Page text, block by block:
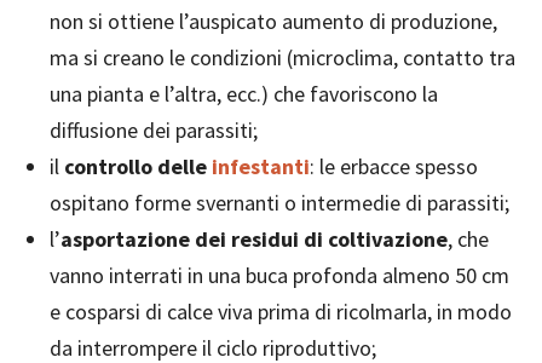
non si ottiene l’auspicato aumento di produzione,
ma si creano le condizioni (microclima, contatto tra
una pianta e l’altra, ecc.) che favoriscono la
diffusione dei parassiti;
il controllo delle infestanti: le erbacce spesso
ospitano forme svernanti o intermedie di parassiti;
l’asportazione dei residui di coltivazione, che
vanno interrati in una buca profonda almeno 50 cm
e cosparsi di calce viva prima di ricolmarla, in modo
da interrompere il ciclo riproduttivo;